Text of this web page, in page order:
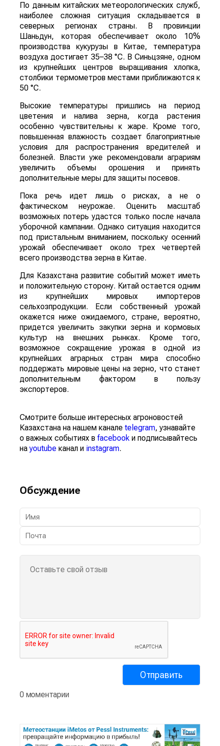
По данным китайских метеорологических служб,
наиболее сложная ситуация складывается в
северных регионах страны. В провинции
Шаньдун, которая обеспечивает около 10%
производства кукурузы в Китае, температура
воздуха достигает 35–38 °C. В Синьцзяне, одном
из крупнейших центров выращивания хлопка,
столбики термометров местами приближаются к
50 °C.
Высокие температуры пришлись на период
цветения и налива зерна, когда растения
особенно чувствительны к жаре. Кроме того,
повышенная влажность создает благоприятные
условия для распространения вредителей и
болезней. Власти уже рекомендовали аграриям
увеличить объемы орошения и принять
дополнительные меры для защиты посевов.
Пока речь идет лишь о рисках, а не о
фактическом неурожае. Оценить масштаб
возможных потерь удастся только после начала
уборочной кампании. Однако ситуация находится
под пристальным вниманием, поскольку осенний
урожай обеспечивает около трех четвертей
всего производства зерна в Китае.
Для Казахстана развитие событий может иметь
и положительную сторону. Китай остается одним
из крупнейших мировых импортеров
сельхозпродукции. Если собственный урожай
окажется ниже ожидаемого, стране, вероятно,
придется увеличить закупки зерна и кормовых
культур на внешних рынках. Кроме того,
возможное сокращение урожая в одной из
крупнейших аграрных стран мира способно
поддержать мировые цены на зерно, что станет
дополнительным фактором в пользу
экспортеров.
Смотрите больше интересных агроновостей
Казахстана на нашем канале telegram, узнавайте
о важных событиях в facebook и подписывайтесь
наyoutube канал и instagram.
Обсуждение
0 моментарии